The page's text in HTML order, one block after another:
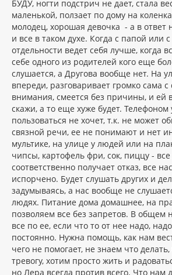
БУДУ, ногти подстрич не дает, стала
маленькой, ползает по дому на
молодец, хорошая девочка - а в ответ
и все в таком духе. Когда с папой или
отдельности ведет себя лучше, когда
себе одного из родителей кого еще
слушается, а Другова вообще нет. На
впереди, разговаривает громко сама
внимания, смеется без причины, и ей
скажи, а то еще хуже будет. Телефоном
пользоваться не хочет, т.к. не может
связной речи, ее не понимают и нет
мультике, на улице у людей или на
чипсы, картофель фри, сок, пиццу - все
соответственно получает отказ, все
испорчено. Будет слушать других и
задумываясь, а нас вообще не
людях. Питание дома домашнее, на
позволяем все без запретов. В общем
все по ее, если что то от нее надо,
постоянно. Нужна помощь, как нам
чего не помогает, не знаем что
тревогу, хотим просто жить и
но Лера всегда против всего. Что нам